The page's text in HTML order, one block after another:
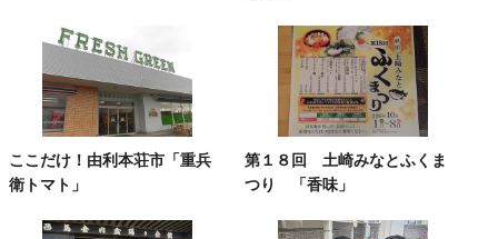
ここだけ！由利本荘市「重兵
衛トマト」
第１８回 土崎みなとふくま
つり 「香味」